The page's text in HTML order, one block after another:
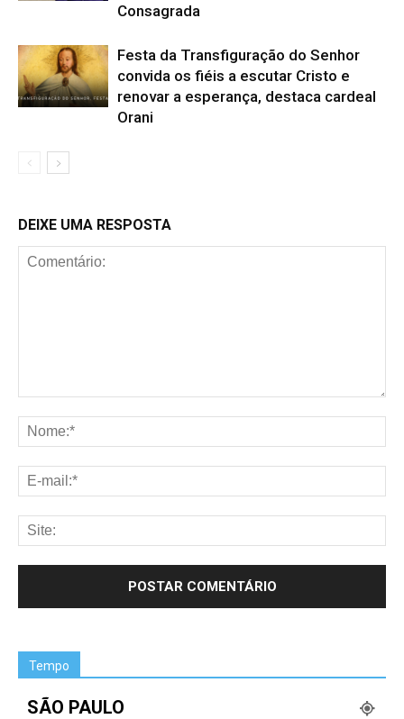
Consagrada
Festa da Transfiguração do Senhor
convida os fiéis a escutar Cristo e
renovar a esperança, destaca cardeal
Orani
DEIXE UMA RESPOSTA
Tempo
SÃO PAULO